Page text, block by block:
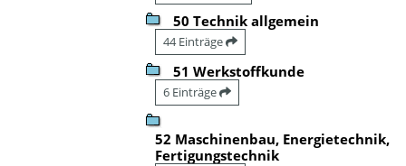
50 Technik allgemein
44 Einträge
51 Werkstoffkunde
6 Einträge
52 Maschinenbau, Energietechnik,
Fertigungstechnik